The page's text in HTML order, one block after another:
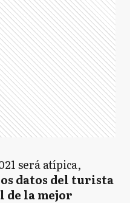
será atípica,
datos del turista
de la mejor